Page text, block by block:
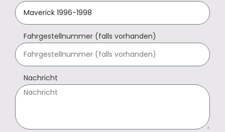
Fahrgestellnummer (falls vorhanden)
Nachricht